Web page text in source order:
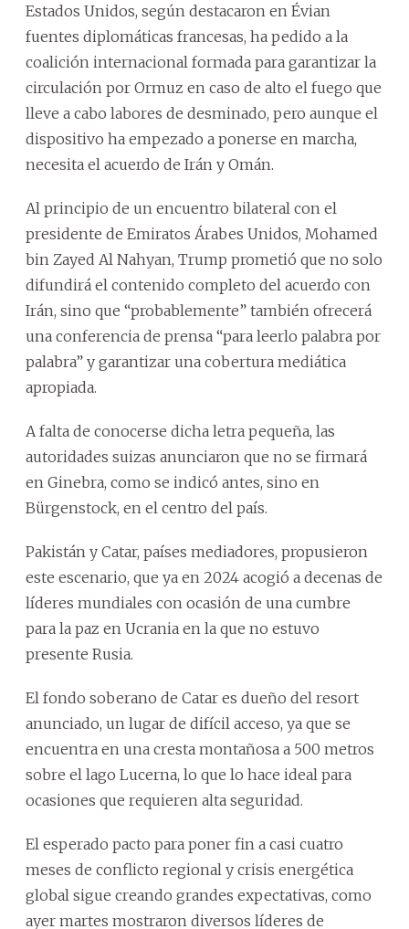
Estados Unidos, según destacaron en Évian
fuentes diplomáticas francesas, ha pedido a la
coalición internacional formada para garantizar la
circulación por Ormuz en caso de alto el fuego que
lleve a cabo labores de desminado, pero aunque el
dispositivo ha empezado a ponerse en marcha,
necesita el acuerdo de Irán y Omán.
Al principio de un encuentro bilateral con el
presidente de Emiratos Árabes Unidos, Mohamed
bin Zayed Al Nahyan, Trump prometió que no solo
difundirá el contenido completo del acuerdo con
Irán, sino que “probablemente” también ofrecerá
una conferencia de prensa “para leerlo palabra por
palabra” y garantizar una cobertura mediática
apropiada.
A falta de conocerse dicha letra pequeña, las
autoridades suizas anunciaron que no se firmará
en Ginebra, como se indicó antes, sino en
Bürgenstock, en el centro del país.
Pakistán y Catar, países mediadores, propusieron
este escenario, que ya en 2024 acogió a decenas de
líderes mundiales con ocasión de una cumbre
para la paz en Ucrania en la que no estuvo
presente Rusia.
El fondo soberano de Catar es dueño del resort
anunciado, un lugar de difícil acceso, ya que se
encuentra en una cresta montañosa a 500 metros
sobre el lago Lucerna, lo que lo hace ideal para
ocasiones que requieren alta seguridad.
El esperado pacto para poner fin a casi cuatro
meses de conflicto regional y crisis energética
global sigue creando grandes expectativas, como
ayer martes mostraron diversos líderes de